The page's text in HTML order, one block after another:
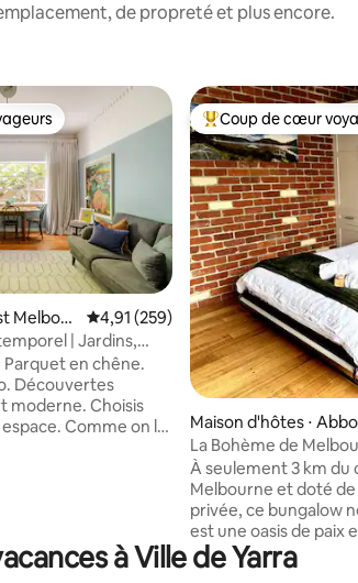
de propreté et plus encore.
141 commentaires : 4,99 sur 5
Melbour
Évaluation moyenne sur la base de
4,91 (259)
| Jardins,
Parquet en chêne.
Découvertes
moderne. Choisis
Comme on le
Des rues
de caractère. Le
Coups de cœur
Coup de cœur
Maison d'hôtes ⋅
La Bohème de
À seulement 3 km du
Melbourne et doté
privée, ce bungalow
est une oasis de paix
couvent
enfants de
à Ville de Yarra